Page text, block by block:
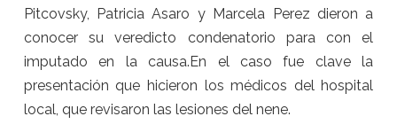
Pitcovsky, Patricia Asaro y Marcela Perez dieron a
conocer su veredicto condenatorio para con el
imputado en la causa.En el caso fue clave la
presentación que hicieron los médicos del hospital
local, que revisaron las lesiones del nene.